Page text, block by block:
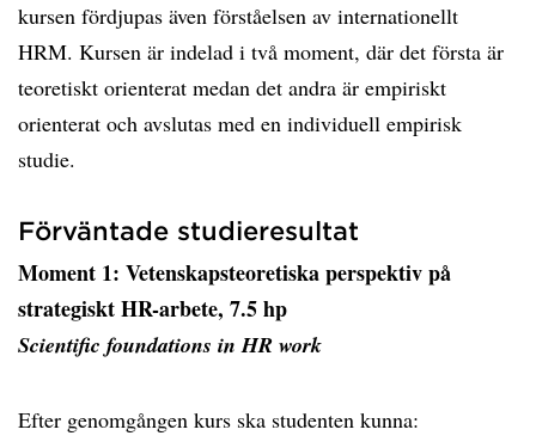
kursen fördjupas även förståelsen av internationellt
HRM. Kursen är indelad i två moment, där det första är
teoretiskt orienterat medan det andra är empiriskt
orienterat och avslutas med en individuell empirisk
studie.
Förväntade studieresultat
Moment 1: Vetenskapsteoretiska perspektiv på
strategiskt HR-arbete, 7.5 hp
Scientific foundations in HR work
Efter genomgången kurs ska studenten kunna: